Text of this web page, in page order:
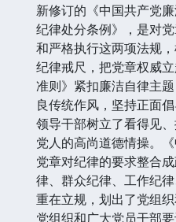
新修订的《中国共产党
纪律处分条例》，是对
和严格执行这两项法规
纪律戒尺，把党章权威
准则》紧扣廉洁自律主
良传统作风，坚持正面
领导干部树立了看得见
党人的高尚道德情操。
党章对纪律的要求整合
律、群众纪律、工作纪
重在立规，划出了党组
党组织和广大党员干部